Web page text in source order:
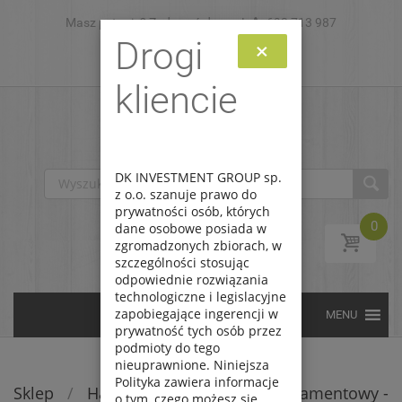
Skip to content
Masz pytanie? Zadzwoń do nas! 693 713 987
Zaloguj Zarejestruj
0
Sklep / Haft diamentowy / Haft diamentowy -
Drogi
kliencie
×
DK INVESTMENT GROUP sp.
z o.o. szanuje prawo do
prywatności osób, których
dane osobowe posiada w
zgromadzonych zbiorach, w
szczególności stosując
odpowiednie rozwiązania
technologiczne i legislacyjne
zapobiegające ingerencji w
prywatność tych osób przez
podmioty do tego
nieuprawnione. Niniejsza
Polityka zawiera informacje